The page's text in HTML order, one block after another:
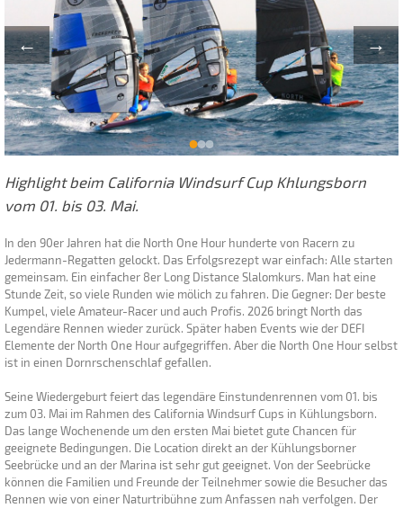
← →
Highlight beim California Windsurf Cup Khlungsborn
vom 01. bis 03. Mai.
In den 90er Jahren hat die North One Hour hunderte von Racern zu
Jedermann-Regatten gelockt. Das Erfolgsrezept war einfach: Alle starten
gemeinsam. Ein einfacher 8er Long Distance Slalomkurs. Man hat eine
Stunde Zeit, so viele Runden wie mölich zu fahren. Die Gegner: Der beste
Kumpel, viele Amateur-Racer und auch Profis. 2026 bringt North das
Legendäre Rennen wieder zurück. Später haben Events wie der DEFI
Elemente der North One Hour aufgegriffen. Aber die North One Hour selbst
ist in einen Dornrschenschlaf gefallen.
Seine Wiedergeburt feiert das legendäre Einstundenrennen vom 01. bis
zum 03. Mai im Rahmen des California Windsurf Cups in Kühlungsborn.
Das lange Wochenende um den ersten Mai bietet gute Chancen für
geeignete Bedingungen. Die Location direkt an der Kühlungsborner
Seebrücke und an der Marina ist sehr gut geeignet. Von der Seebrücke
können die Familien und Freunde der Teilnehmer sowie die Besucher das
Rennen wie von einer Naturtribühne zum Anfassen nah verfolgen. Der